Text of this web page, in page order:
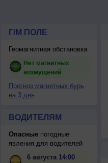
Г/М ПОЛЕ
Геомагнитная обстановка
Нет магнитных
возмущений
Прогноз магнитных бурь
на 3 дня
ВОДИТЕЛЯМ
Опасныепогодные
явления для водителей
6 августа 14:00